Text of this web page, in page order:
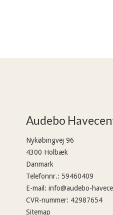
Audebo
Nykøbingvej 96
4300 Holbæk
Danmark
Telefonnr.: 59460409
E-mail : info@audebo-
CVR-nummer: 42987654
Sitemap